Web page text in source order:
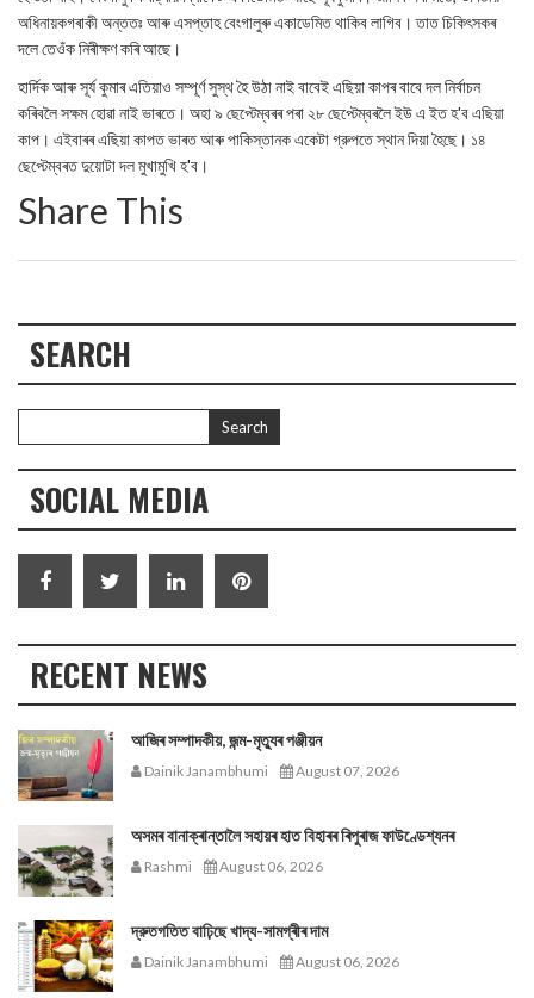
অধিনায়কগৰাকী অন্ততঃ আৰু এসপ্তাহ বেংগালুৰু একাডেমিত থাকিব লাগিব। তাত চিকিৎসকৰ
দলে তেওঁক নিৰীক্ষণ কৰি আছে।
হার্দিক আৰু সূৰ্য কুমাৰ এতিয়াও সম্পূর্ণ সুস্থ হৈ উঠা নাই বাবেই এছিয়া কাপৰ বাবে দল নির্বাচন
কৰিবলৈ সক্ষম হোৱা নাই ভাৰতে। অহা ৯ ছেপ্টেম্বৰৰ পৰা ২৮ ছেপ্টেম্বৰলৈ ইউ এ ইত হ'ব এছিয়া
কাপ। এইবাৰৰ এছিয়া কাপত ভাৰত আৰু পাকিস্তানক একেটা গ্রুপতে স্থান দিয়া হৈছে। ১৪
ছেপ্টেম্বৰত দুয়োটা দল মুখামুখি হ'ব।
Share This
SEARCH
SOCIAL MEDIA
RECENT NEWS
আজিৰ সম্পাদকীয়, জন্ম-মৃত্যুৰ পঞ্জীয়ন
Dainik Janambhumi August 07, 2026
অসমৰ বানাক্ৰান্তালৈ সহায়ৰ হাত বিহাৰৰ ৰিপুৰাজ ফাউণ্ডেশ্যনৰ
Rashmi August 06, 2026
দ্রুতগতিত বাঢ়িছে খাদ্য-সামগ্ৰীৰ দাম
Dainik Janambhumi August 06, 2026